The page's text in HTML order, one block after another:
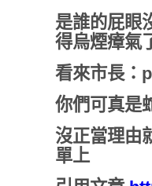
是誰的屁眼
得烏煙瘴氣
看來市長：
你們可真是
沒正當理由
單上